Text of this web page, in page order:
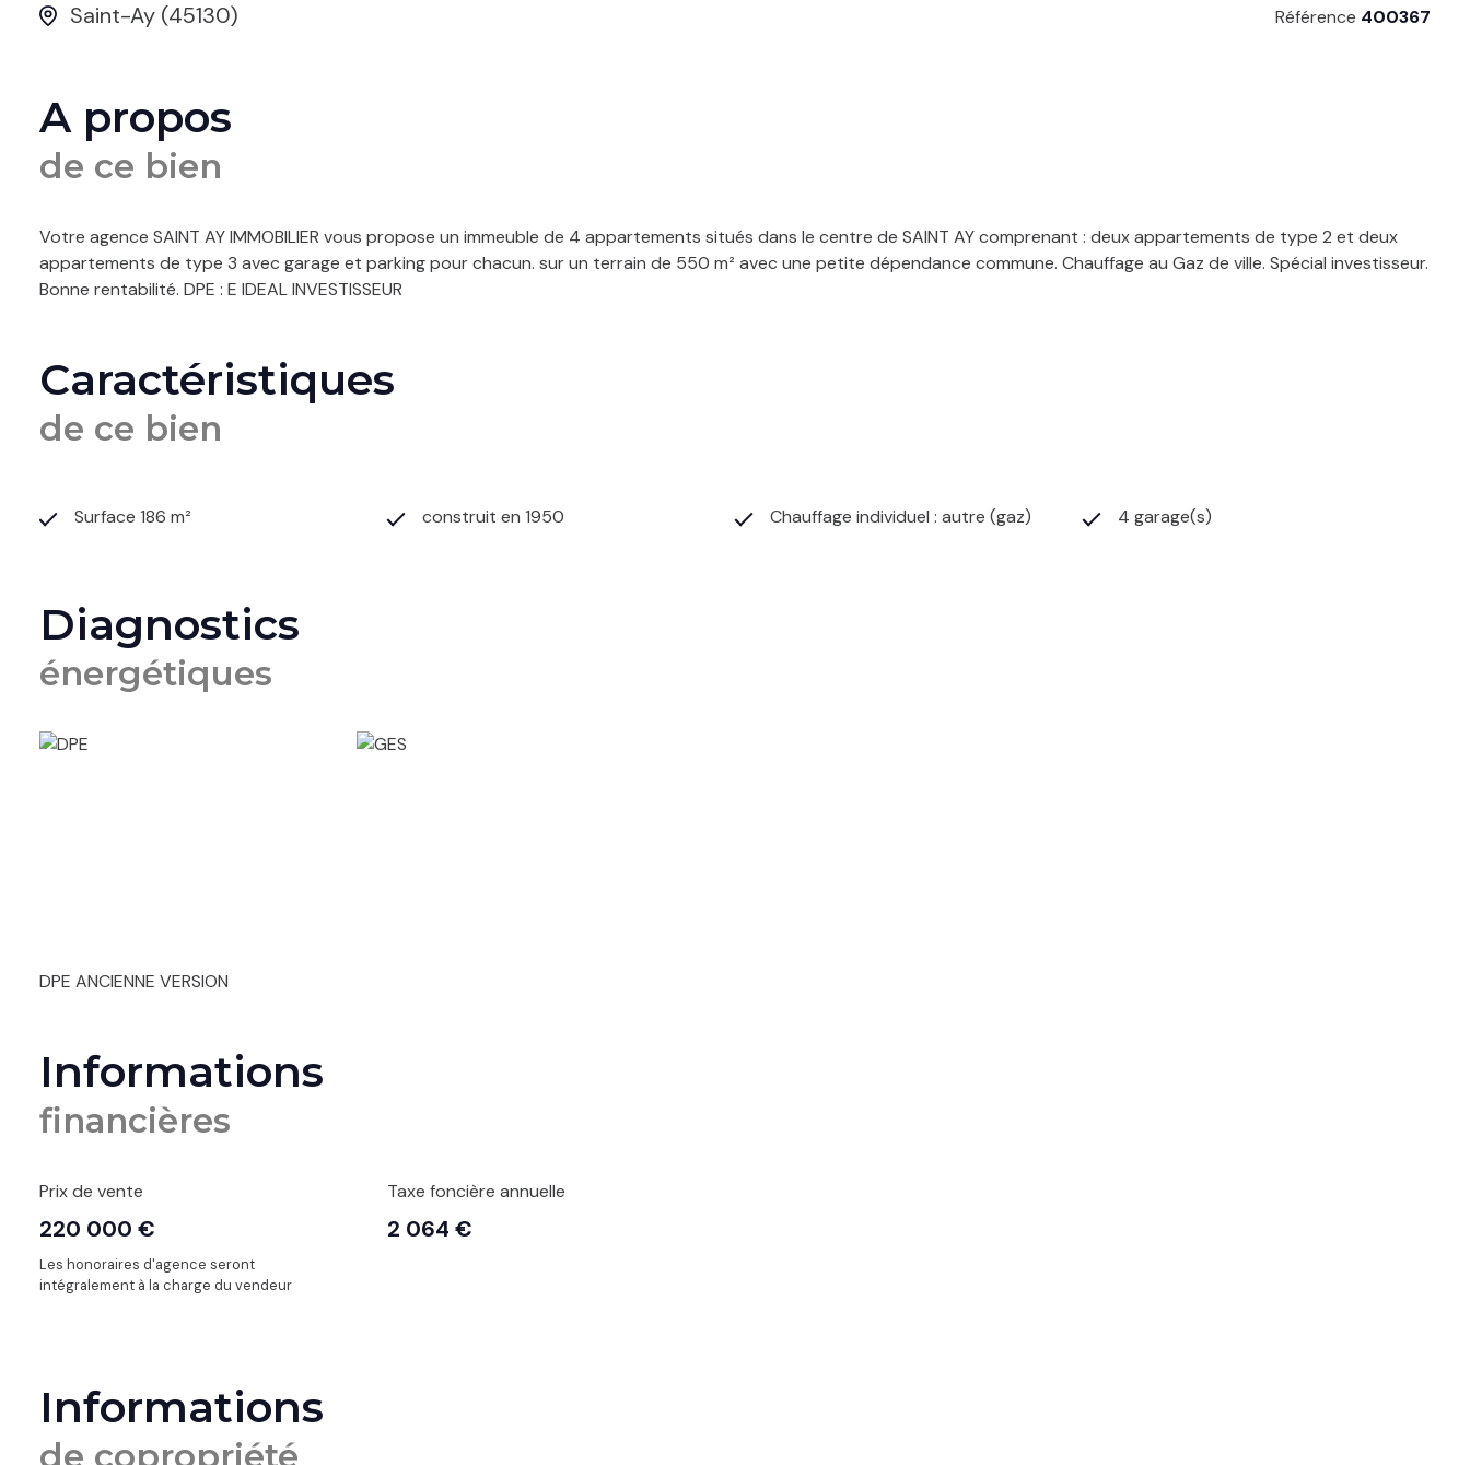
Saint-Ay (45130)
Référence 400367
A propos
de ce bien
Votre agence SAINT AY IMMOBILIER vous propose un immeuble de 4 appartements situés dans le centre de SAINT AY comprenant : deux appartements de type 2 et deux
appartements de type 3 avec garage et parking pour chacun. sur un terrain de 550 m² avec une petite dépendance commune. Chauffage au Gaz de ville. Spécial investisseur.
Bonne rentabilité. DPE : E IDEAL INVESTISSEUR
Caractéristiques
de ce bien
Surface 186 m² construit en 1950 Chauffage individuel : autre (gaz) 4 garage(s)
Diagnostics
énergétiques
DPE ANCIENNE VERSION
Informations
financières
Prix de vente
220 000 €
Les honoraires d'agence seront
intégralement à la charge du vendeur
Taxe foncière annuelle
2 064 €
Informations
de copropriété